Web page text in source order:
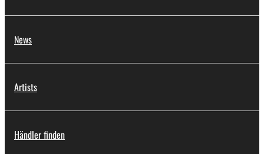
News
Artists
Händler finden